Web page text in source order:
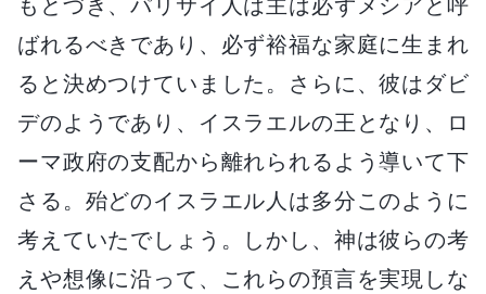
ばれるべきであり、必ず裕福な家庭に生まれ
ると決めつけていました。さらに、彼はダビ
デのようであり、イスラエルの王となり、ロ
ーマ政府の支配から離れられるよう導いて下
さる。殆どのイスラエル人は多分このように
考えていたでしょう。しかし、神は彼らの考
えや想像に沿って、これらの預言を実現しな